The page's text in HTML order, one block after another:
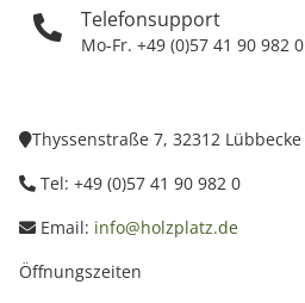
Telefonsupport
Mo-Fr. +49 (0)57 41 90 982 0
Thyssenstraße 7, 32312 Lübbecke
Tel: +49 (0)57 41 90 982 0
Email: info@holzplatz.de
Öffnungszeiten